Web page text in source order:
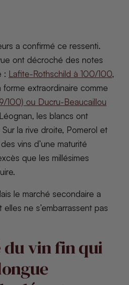
a confirmé ce ressenti.
ont décroché des notes
: Lafite-Rothschild à 100/100,
extraordinaire comme
100) ou Ducru-Beaucaillou
les blancs ont
la rive droite, Pomerol et
vins d’une maturité
que les millésimes
le marché secondaire a
ne s’embarrassent pas
du vin fin qui